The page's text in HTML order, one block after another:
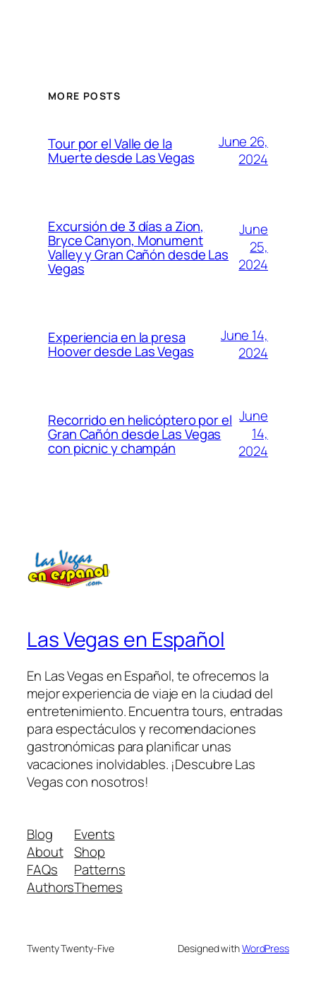
MORE POSTS
Tour por el Valle de la
Muerte desde Las Vegas
June 26,
2024
Excursión de 3 días a Zion,
Bryce Canyon, Monument
Valley y Gran Cañón desde Las
Vegas
June
25,
2024
Experiencia en la presa
Hoover desde Las Vegas
June 14,
2024
Recorrido en helicóptero por el
Gran Cañón desde Las Vegas
con picnic y champán
June
14,
2024
Las Vegas en Español
En Las Vegas en Español, te ofrecemos la
mejor experiencia de viaje en la ciudad del
entretenimiento. Encuentra tours, entradas
para espectáculos y recomendaciones
gastronómicas para planificar unas
vacaciones inolvidables. ¡Descubre Las
Vegas con nosotros!
Blog
About
FAQs
Authors
Events
Shop
Patterns
Themes
Twenty Twenty-Five Designed withWordPress